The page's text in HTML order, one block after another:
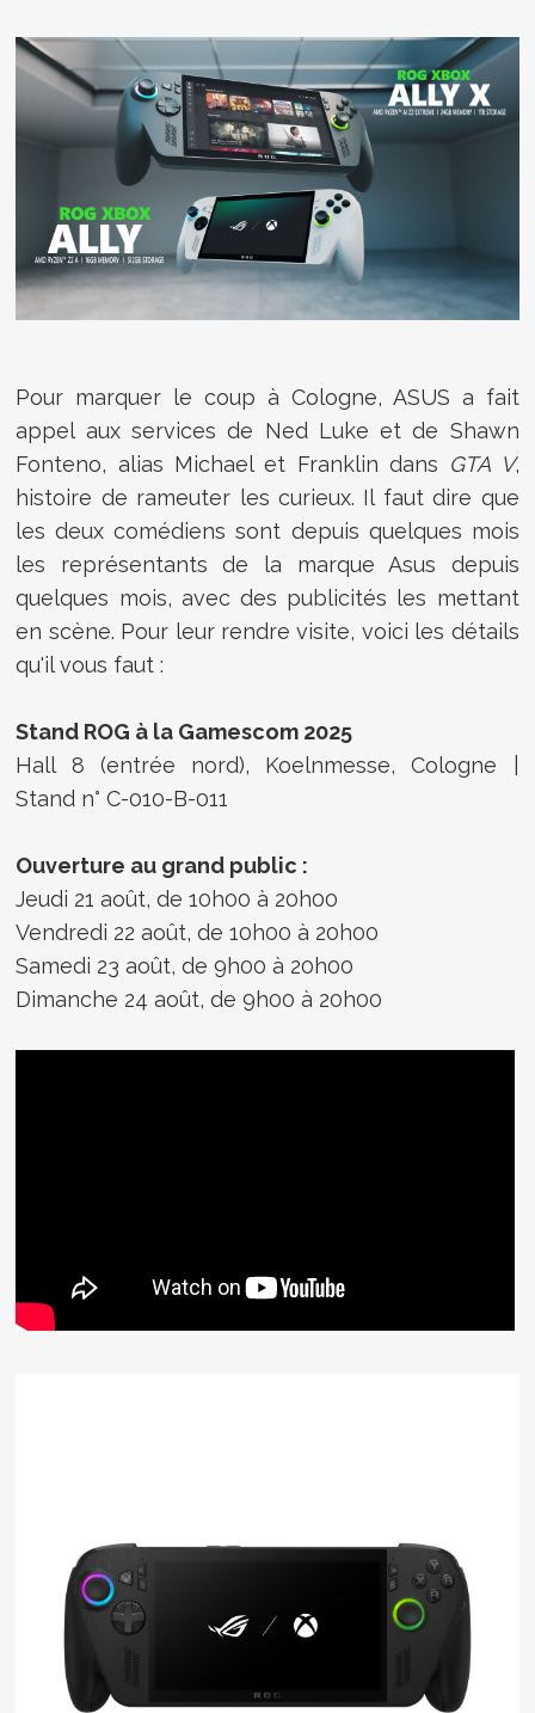
Pour marquer le coup à Cologne, ASUS a fait
appel aux services de Ned Luke et de Shawn
Fonteno, alias Michael et Franklin dans GTA V,
histoire de rameuter les curieux. Il faut dire que
les deux comédiens sont depuis quelques mois
les représentants de la marque Asus depuis
quelques mois, avec des publicités les mettant
en scène. Pour leur rendre visite, voici les détails
qu'il vous faut :
Stand ROG à la Gamescom 2025
Hall 8 (entrée nord), Koelnmesse, Cologne |
Stand n° C-010-B-011
Ouverture au grand public :
Jeudi 21 août, de 10h00 à 20h00
Vendredi 22 août, de 10h00 à 20h00
Samedi 23 août, de 9h00 à 20h00
Dimanche 24 août, de 9h00 à 20h00